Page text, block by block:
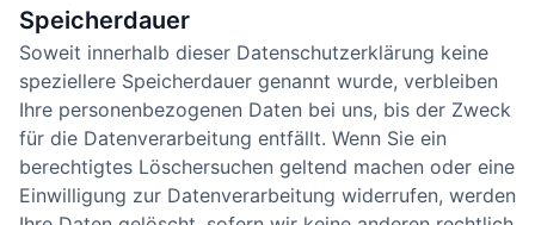
Speicherdauer
Soweit innerhalb dieser Datenschutzerklärung keine
speziellere Speicherdauer genannt wurde, verbleiben
Ihre personenbezogenen Daten bei uns, bis der Zweck
für die Datenverarbeitung entfällt. Wenn Sie ein
berechtigtes Löschersuchen geltend machen oder eine
Einwilligung zur Datenverarbeitung widerrufen, werden